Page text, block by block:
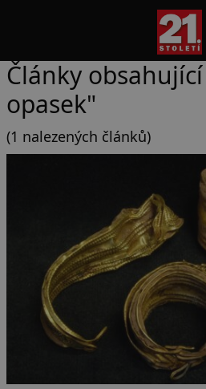
Články
opasek"
(1 nalezených článků)